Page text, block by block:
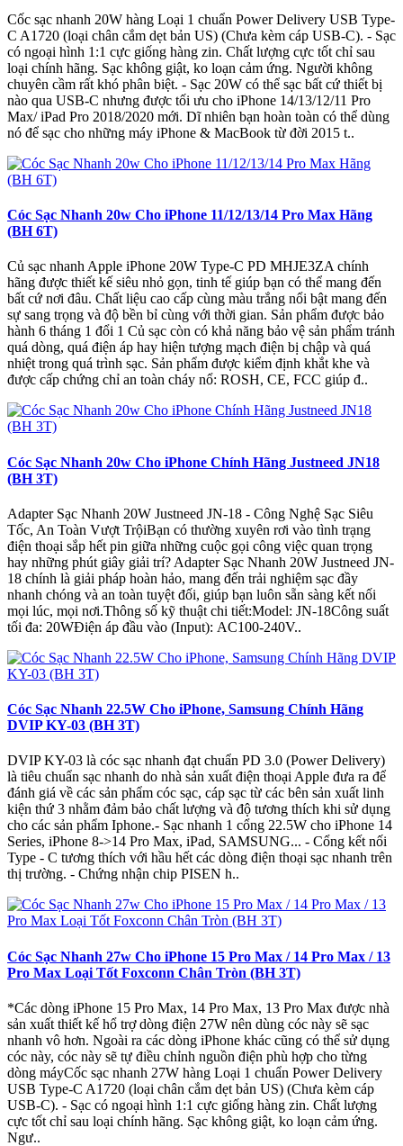
Cốc sạc nhanh 20W hàng Loại 1 chuẩn Power Delivery USB Type-
C A1720 (loại chân cắm dẹt bản US) (Chưa kèm cáp USB-C). - Sạc
có ngoại hình 1:1 cực giống hàng zin. Chất lượng cực tốt chỉ sau
loại chính hãng. Sạc không giật, ko loạn cảm ứng. Người không
chuyên cầm rất khó phân biệt. - Sạc 20W có thể sạc bất cứ thiết bị
nào qua USB-C nhưng được tối ưu cho iPhone 14/13/12/11 Pro
Max/ iPad Pro 2018/2020 mới. Dĩ nhiên bạn hoàn toàn có thể dùng
nó để sạc cho những máy iPhone & MacBook từ đời 2015 t..
Cóc Sạc Nhanh 20w Cho iPhone 11/12/13/14 Pro Max Hãng
(BH 6T)
Củ sạc nhanh Apple iPhone 20W Type-C PD MHJE3ZA chính
hãng được thiết kế siêu nhỏ gọn, tinh tế giúp bạn có thể mang đến
bất cứ nơi đâu. Chất liệu cao cấp cùng màu trắng nổi bật mang đến
sự sang trọng và độ bền bỉ cùng với thời gian. Sản phẩm được bảo
hành 6 tháng 1 đổi 1 Củ sạc còn có khả năng bảo vệ sản phẩm tránh
quá dòng, quá điện áp hay hiện tượng mạch điện bị chập và quá
nhiệt trong quá trình sạc. Sản phẩm được kiểm định khắt khe và
được cấp chứng chỉ an toàn cháy nổ: ROSH, CE, FCC giúp đ..
Cóc Sạc Nhanh 20w Cho iPhone Chính Hãng Justneed JN18
(BH 3T)
Adapter Sạc Nhanh 20W Justneed JN-18 - Công Nghệ Sạc Siêu
Tốc, An Toàn Vượt TrộiBạn có thường xuyên rơi vào tình trạng
điện thoại sắp hết pin giữa những cuộc gọi công việc quan trọng
hay những phút giây giải trí? Adapter Sạc Nhanh 20W Justneed JN-
18 chính là giải pháp hoàn hảo, mang đến trải nghiệm sạc đầy
nhanh chóng và an toàn tuyệt đối, giúp bạn luôn sẵn sàng kết nối
mọi lúc, mọi nơi.Thông số kỹ thuật chi tiết:Model: JN-18Công suất
tối đa: 20WĐiện áp đầu vào (Input): AC100-240V..
Cóc Sạc Nhanh 22.5W Cho iPhone, Samsung Chính Hãng
DVIP KY-03 (BH 3T)
DVIP KY-03 là cóc sạc nhanh đạt chuẩn PD 3.0 (Power Delivery)
là tiêu chuẩn sạc nhanh do nhà sản xuất điện thoại Apple đưa ra để
đánh giá về các sản phẩm cóc sạc, cáp sạc từ các bên sản xuất linh
kiện thứ 3 nhằm đảm bảo chất lượng và độ tương thích khi sử dụng
cho các sản phẩm Iphone.- Sạc nhanh 1 cổng 22.5W cho iPhone 14
Series, iPhone 8->14 Pro Max, iPad, SAMSUNG... - Cổng kết nối
Type - C tương thích với hầu hết các dòng điện thoại sạc nhanh trên
thị trường. - Chứng nhận chip PISEN h..
Cóc Sạc Nhanh 27w Cho iPhone 15 Pro Max / 14 Pro Max / 13
Pro Max Loại Tốt Foxconn Chân Tròn (BH 3T)
*Các dòng iPhone 15 Pro Max, 14 Pro Max, 13 Pro Max được nhà
sản xuất thiết kế hổ trợ dòng điện 27W nên dùng cóc này sẽ sạc
nhanh vô hơn. Ngoài ra các dòng iPhone khác cũng có thể sử dụng
cóc này, cóc này sẽ tự điều chỉnh nguồn điện phù hợp cho từng
dòng máyCốc sạc nhanh 27W hàng Loại 1 chuẩn Power Delivery
USB Type-C A1720 (loại chân cắm dẹt bản US) (Chưa kèm cáp
USB-C). - Sạc có ngoại hình 1:1 cực giống hàng zin. Chất lượng
cực tốt chỉ sau loại chính hãng. Sạc không giật, ko loạn cảm ứng.
Ngư..